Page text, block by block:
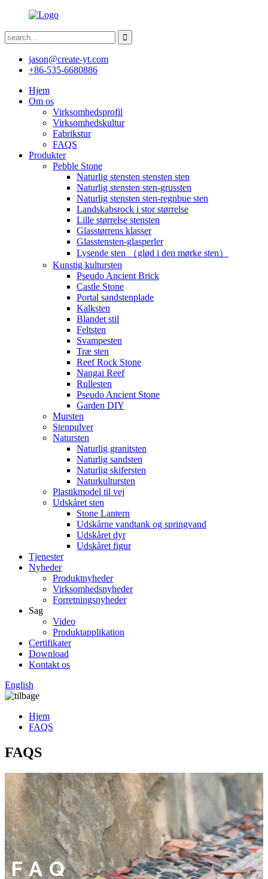
jason@create-yt.com
+86-535-6680886
Hjem
Om os
Virksomhedsprofil
Virksomhedskultur
Fabrikstur
FAQS
Produkter
Pebble Stone
Naturlig stensten stensten sten
Naturlig stensten sten-grussten
Naturlig stensten sten-regnbue sten
Landskabsrock i stor størrelse
Lille størrelse stensten
Glasstørrens klasser
Glasstensten-glasperler
Lysende sten （glød i den mørke sten）
Kunstig kultursten
Pseudo Ancient Brick
Castle Stone
Portal sandstenplade
Kalksten
Blandet stil
Feltsten
Svampesten
Træ sten
Reef Rock Stone
Nangai Reef
Rullesten
Pseudo Ancient Stone
Garden DIY
Mursten
Stenpulver
Natursten
Naturlig granitsten
Naturlig sandsten
Naturlig skifersten
Naturkultursten
Plastikmodel til vej
Udskåret sten
Stone Lantern
Udskårne vandtank og springvand
Udskåret dyr
Udskåret figur
Tjenester
Nyheder
Produktnyheder
Virksomhedsnyheder
Forretningsnyheder
Sag
Video
Produktapplikation
Certifikater
Download
Kontakt os
English
Hjem
FAQS
FAQS
FAQ